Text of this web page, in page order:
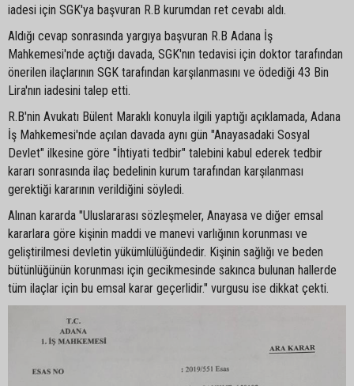
iadesi için SGK'ya başvuran R.B kurumdan ret cevabı aldı.
Aldığı cevap sonrasında yargıya başvuran R.B Adana İş
Mahkemesi'nde açtığı davada, SGK'nın tedavisi için doktor tarafından
önerilen ilaçlarının SGK tarafından karşılanmasını ve ödediği 43 Bin
Lira'nın iadesini talep etti.
R.B'nin Avukatı Bülent Maraklı konuyla ilgili yaptığı açıklamada, Adana
İş Mahkemesi'nde açılan davada aynı gün "Anayasadaki Sosyal
Devlet" ilkesine göre "İhtiyati tedbir" talebini kabul ederek tedbir
kararı sonrasında ilaç bedelinin kurum tarafından karşılanması
gerektiği kararının verildiğini söyledi.
Alınan kararda "Uluslararası sözleşmeler, Anayasa ve diğer emsal
kararlara göre kişinin maddi ve manevi varlığının korunması ve
geliştirilmesi devletin yükümlülüğündedir. Kişinin sağlığı ve beden
bütünlüğünün korunması için gecikmesinde sakınca bulunan hallerde
tüm ilaçlar için bu emsal karar geçerlidir." vurgusu ise dikkat çekti.